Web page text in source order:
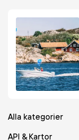
Alla kategorier
API & Kartor